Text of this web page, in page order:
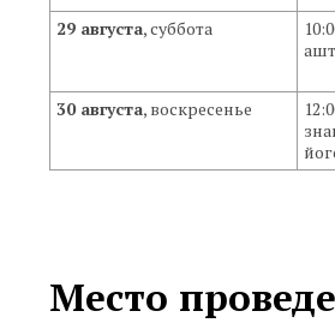
29 августа, суббота
30 августа, воскресенье
Место